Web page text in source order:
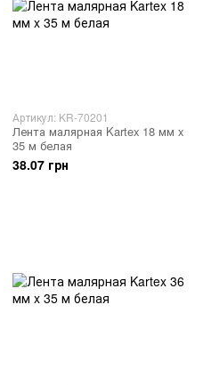
Артикул: KR-70201
Лента малярная Kartex 18 мм x
35 м белая
38.07 грн